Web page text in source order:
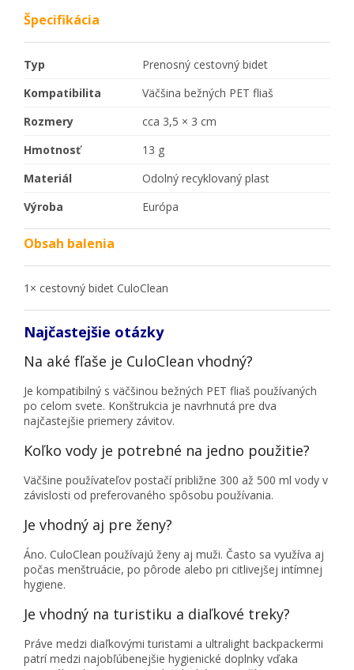
Špecifikácia
Typ
Prenosný cestovný bidet
Kompatibilita
Väčšina bežných PET fliaš
Rozmery
cca 3,5 × 3 cm
Hmotnosť
13 g
Materiál
Odolný recyklovaný plast
Výroba
Európa
Obsah balenia
1× cestovný bidet CuloClean
Najčastejšie otázky
Na aké fľaše je CuloClean vhodný?
Je kompatibilný s väčšinou bežných PET fliaš používaných
po celom svete. Konštrukcia je navrhnutá pre dva
najčastejšie priemery závitov.
Koľko vody je potrebné na jedno použitie?
Väčšine používateľov postačí približne 300 až 500 ml vody v
závislosti od preferovaného spôsobu používania.
Je vhodný aj pre ženy?
Áno. CuloClean používajú ženy aj muži. Často sa využíva aj
počas menštruácie, po pôrode alebo pri citlivejšej intímnej
hygiene.
Je vhodný na turistiku a diaľkové treky?
Práve medzi diaľkovými turistami a ultralight backpackermi
patrí medzi najobľúbenejšie hygienické doplnky vďaka